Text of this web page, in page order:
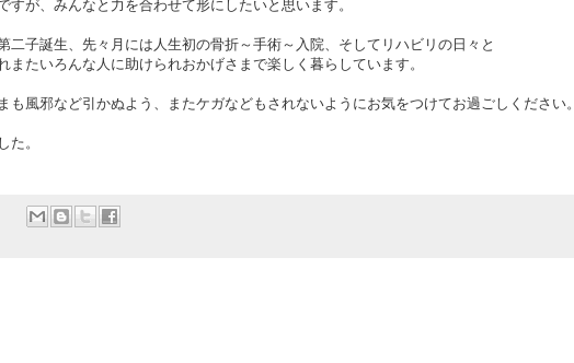
すが、みんなと力を合わせて形にしたいと思います。
二子誕生、先々月には人生初の骨折～手術～入院、そしてリハビリの日々と
またいろんな人に助けられおかげさまで楽しく暮らしています。
も風邪など引かぬよう、またケガなどもされないようにお気をつけてお過ごしください。
た。